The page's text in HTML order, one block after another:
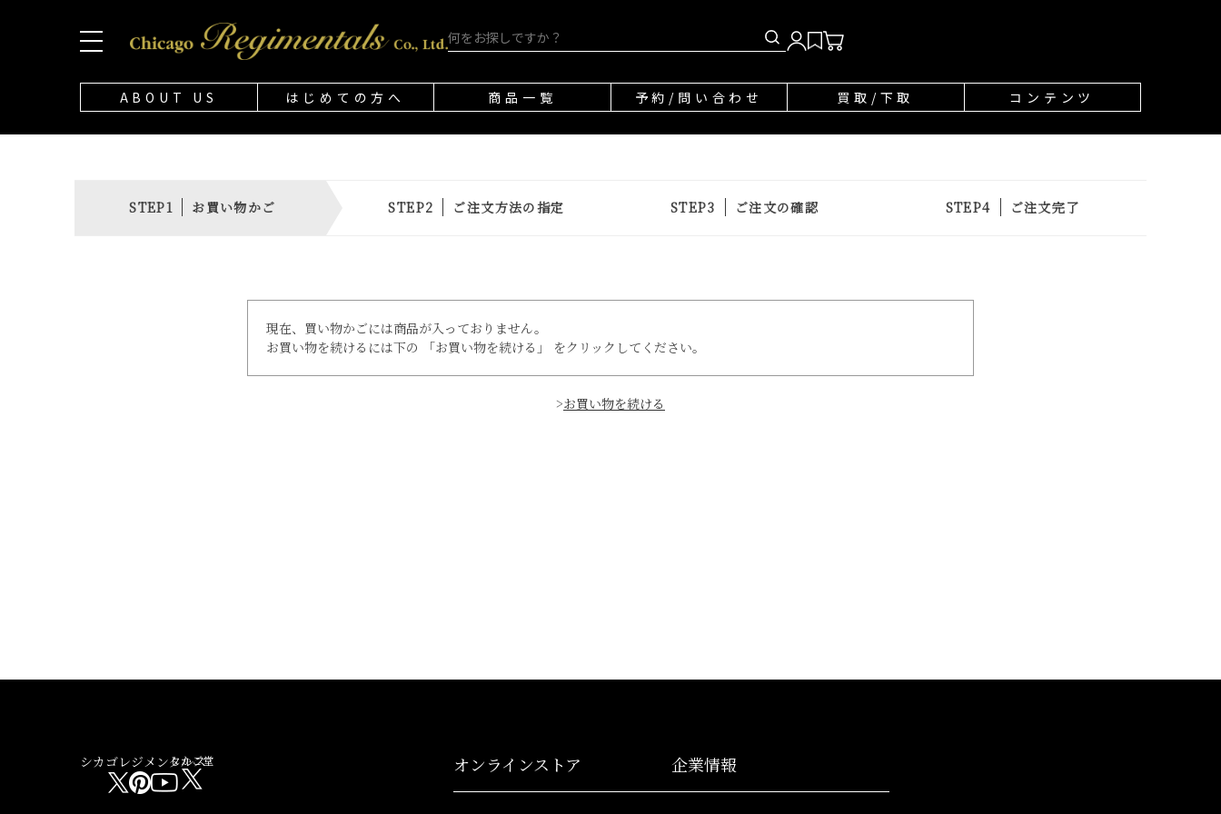
ABOUT US はじめての方へ 商品一覧 予約/問い合わせ 買取/下取 コンテンツ
お買い物かご ご注文方法の指定 ご注文の確認 ご注文完了
現在、買い物かごには商品が入っておりません。
お買い物を続けるには下の 「お買い物を続ける」 をクリックしてください。
>
シカゴレジメンタルス
しかご堂 オンラインストア 企業情報